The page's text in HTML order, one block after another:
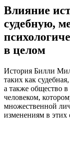
Влияние
судебную,
в целом
История Билли
таких как
а также общество
человеком,
множественной
изменениям в этих